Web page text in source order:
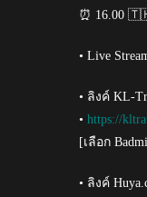
⏰ 16.00
• Live
• ลิงค์ KL-
• https://
[เลือก
• ลิงค์